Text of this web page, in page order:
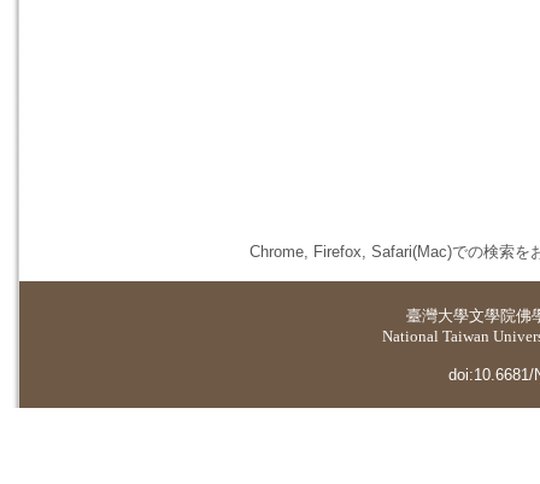
Chrome, Firefox, Safari(Mac)での検索を
臺灣大學文學院佛
National Taiwan
doi:10.6681/